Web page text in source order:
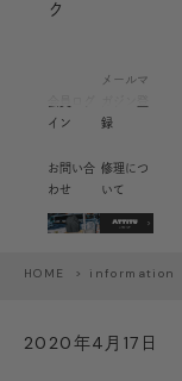
ク
イン
メールマ
録
お問い合
わせ
修理につ
いて
HOME > information
2020年4月17日